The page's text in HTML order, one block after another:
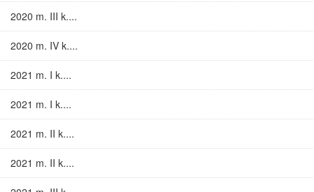
2020 m. III k....
2020 m. IV k....
2021 m. I k....
2021 m. I k....
2021 m. II k....
2021 m. II k....